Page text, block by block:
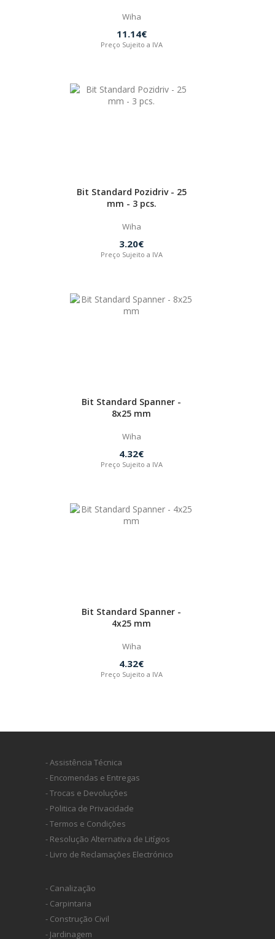
Wiha
11.14€
Preço Sujeito a IVA
Bit Standard Pozidriv - 25
mm - 3 pcs.
Wiha
3.20€
Preço Sujeito a IVA
Bit Standard Spanner -
8x25 mm
Wiha
4.32€
Preço Sujeito a IVA
Bit Standard Spanner -
4x25 mm
Wiha
4.32€
Preço Sujeito a IVA
- Assistência Técnica
- Encomendas e Entregas
- Trocas e Devoluções
- Politica de Privacidade
- Termos e Condições
- Resolução Alternativa de Litígios
- Livro de Reclamações Electrónico
- Canalização
- Carpintaria
- Construção Civil
- Jardinagem